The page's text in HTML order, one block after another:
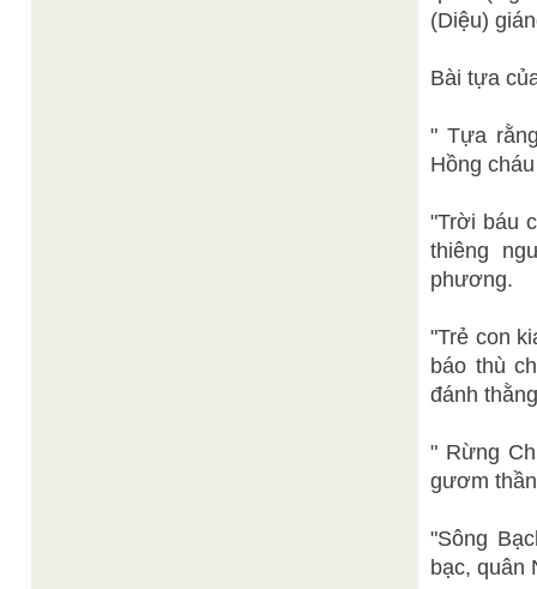
(Diệu)
Bài tựa
" Tựa
Hồng
"Trời báu
thiêng
phương.
"Trẻ con
báo thù
đánh
" Rừng
gươm
"Sông
bạc, quân